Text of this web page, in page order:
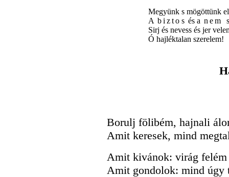
Megyünk s mögöttünk
A biztos és a nem
Sirj és nevess és jer
Ó hajléktalan szerelem!
Borulj fölibém, hajnali
Amit keresek, mind
Amit kivánok: virág
Amit gondolok: mind úgy